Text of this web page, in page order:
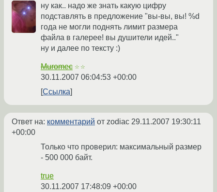
ну как.. надо же знать какую цифру
подставлять в предложение "вы-вы, вы! %d
года не могли поднять лимит размера
файла в галерее! вы душители идей.."
ну и далее по тексту :)
Muromec ☆☆
30.11.2007 06:04:53 +00:00
Ссылка
Ответ на: комментарий от zodiac 29.11.2007 19:30:11
+00:00
Только что проверил: максимальный размер
- 500 000 байт.
true
30.11.2007 17:48:09 +00:00